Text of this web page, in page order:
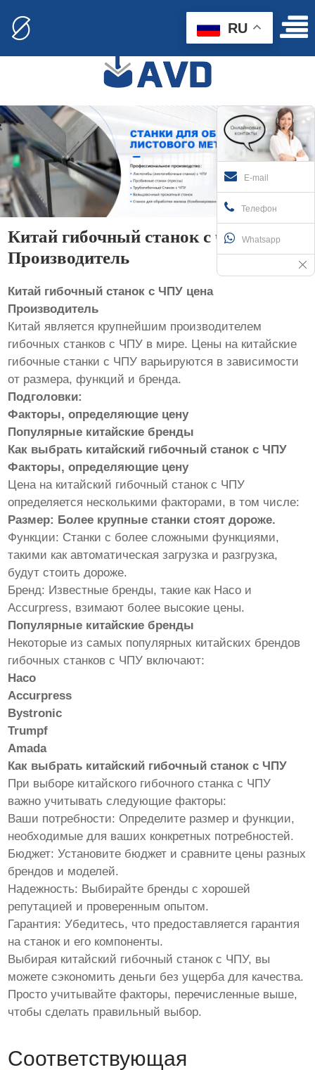
Китай гибочный станок с чпу цена
Производитель
Китай гибочный станок с ЧПУ цена
Производитель
Китай является крупнейшим производителем
гибочных станков с ЧПУ в мире. Цены на китайские
гибочные станки с ЧПУ варьируются в зависимости
от размера, функций и бренда.
Подголовки:
Факторы, определяющие цену
Популярные китайские бренды
Как выбрать китайский гибочный станок с ЧПУ
Факторы, определяющие цену
Цена на китайский гибочный станок с ЧПУ
определяется несколькими факторами, в том числе:
Размер: Более крупные станки стоят дороже.
Функции: Станки с более сложными функциями,
такими как автоматическая загрузка и разгрузка,
будут стоить дороже.
Бренд: Известные бренды, такие как Haco и
Accurpress, взимают более высокие цены.
Популярные китайские бренды
Некоторые из самых популярных китайских брендов
гибочных станков с ЧПУ включают:
Haco
Accurpress
Bystronic
Trumpf
Amada
Как выбрать китайский гибочный станок с ЧПУ
При выборе китайского гибочного станка с ЧПУ
важно учитывать следующие факторы:
Ваши потребности: Определите размер и функции,
необходимые для ваших конкретных потребностей.
Бюджет: Установите бюджет и сравните цены разных
брендов и моделей.
Надежность: Выбирайте бренды с хорошей
репутацией и проверенным опытом.
Гарантия: Убедитесь, что предоставляется гарантия
на станок и его компоненты.
Выбирая китайский гибочный станок с ЧПУ, вы
можете сэкономить деньги без ущерба для качества.
Просто учитывайте факторы, перечисленные выше,
чтобы сделать правильный выбор.
Соответствующая
E-mail
Телефон
Whatsapp
RU